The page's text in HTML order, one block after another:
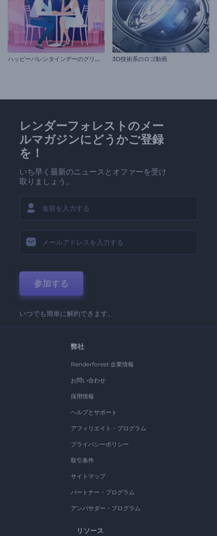
ハ
ッピーバレンタインデーのグリーティング 3D技術系のロゴ動画
レンダーフォレストのメー
ルマガジンにどうかご登録
を！
いち早く最新のニュースとオファーを受け
取りましょう。
参加する
いつでも簡単に解約できます。
弊社
Renderforest 企業情報
お問い合わせ
採用情報
ヘルプとサポート
アフィリエイト・プログラム
プライバシーポリシー
取引条件
サイトマップ
パートナー・プログラム
アンバサダー・プログラム
リソース